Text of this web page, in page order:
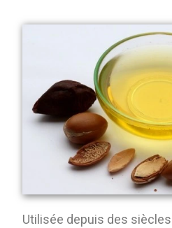
Utilisée depuis des